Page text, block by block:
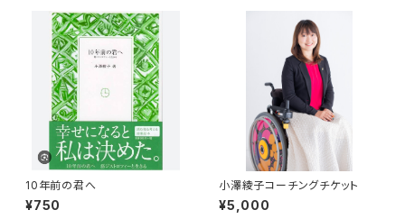
10年前の君へ
¥750
小澤綾子コーチングチケット
¥5,000